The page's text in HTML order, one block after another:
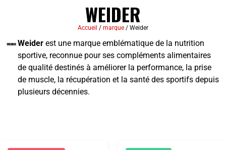
WEIDER
Accueil / marque / Weider
Weider est une marque emblématique de la nutrition
sportive, reconnue pour ses compléments alimentaires
de qualité destinés à améliorer la performance, la prise
de muscle, la récupération et la santé des sportifs depuis
plusieurs décennies.